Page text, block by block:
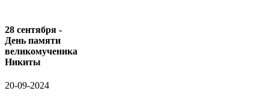
28 сентября -
День памяти
великомученика
Никиты
20-09-2024